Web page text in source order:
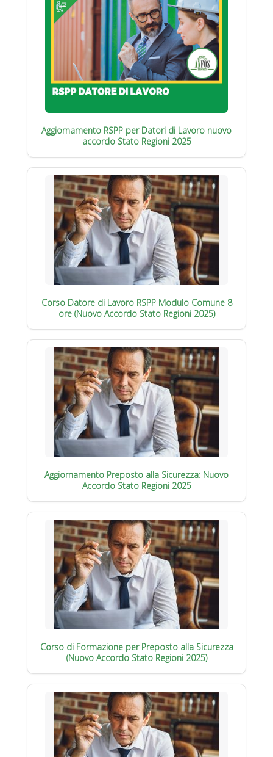
Aggiornamento RSPP per Datori di Lavoro nuovo
accordo Stato Regioni 2025
Corso Datore di Lavoro RSPP Modulo Comune 8
ore (Nuovo Accordo Stato Regioni 2025)
Aggiornamento Preposto alla Sicurezza: Nuovo
Accordo Stato Regioni 2025
Corso di Formazione per Preposto alla Sicurezza
(Nuovo Accordo Stato Regioni 2025)